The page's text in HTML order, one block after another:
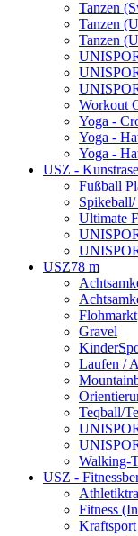
Tanzen
Tanzen
Tanzen
Workout
Yoga -
Yoga -
Yoga -
USZ -
Fußball
Ultimate
USZ78 m
Flohmarkt
Gravel
Laufen /
Teqball/
Walking-
USZ -
Fitness
Kraftsport